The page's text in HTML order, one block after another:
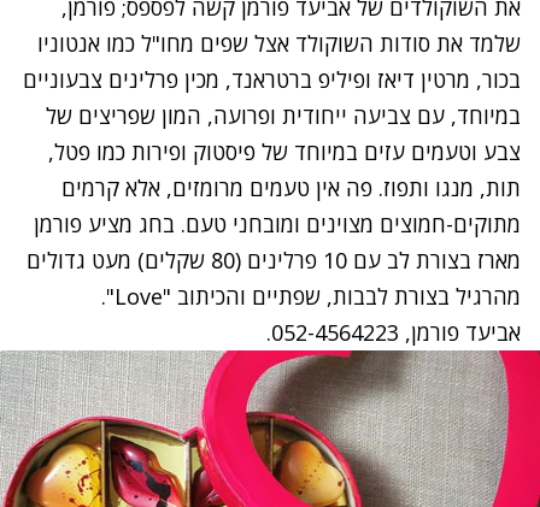
את השוקולדים של אביעד פורמן קשה לפספס; פורמן,
שלמד את סודות השוקולד אצל שפים מחו"ל כמו אנטוניו
בכור, מרטין דיאז ופיליפ ברטראנד, מכין פרלינים צבעוניים
במיוחד, עם צביעה ייחודית ופרועה, המון שפריצים של
צבע וטעמים עזים במיוחד של פיסטוק ופירות כמו פטל,
תות, מנגו ותפוז. פה אין טעמים מרומזים, אלא קרמים
מתוקים-חמוצים מצוינים ומובחני טעם. בחג מציע פורמן
מארז בצורת לב עם 10 פרלינים (80 שקלים) מעט גדולים
מהרגיל בצורת לבבות, שפתיים והכיתוב "Love".
אביעד פורמן, 052-4564223.